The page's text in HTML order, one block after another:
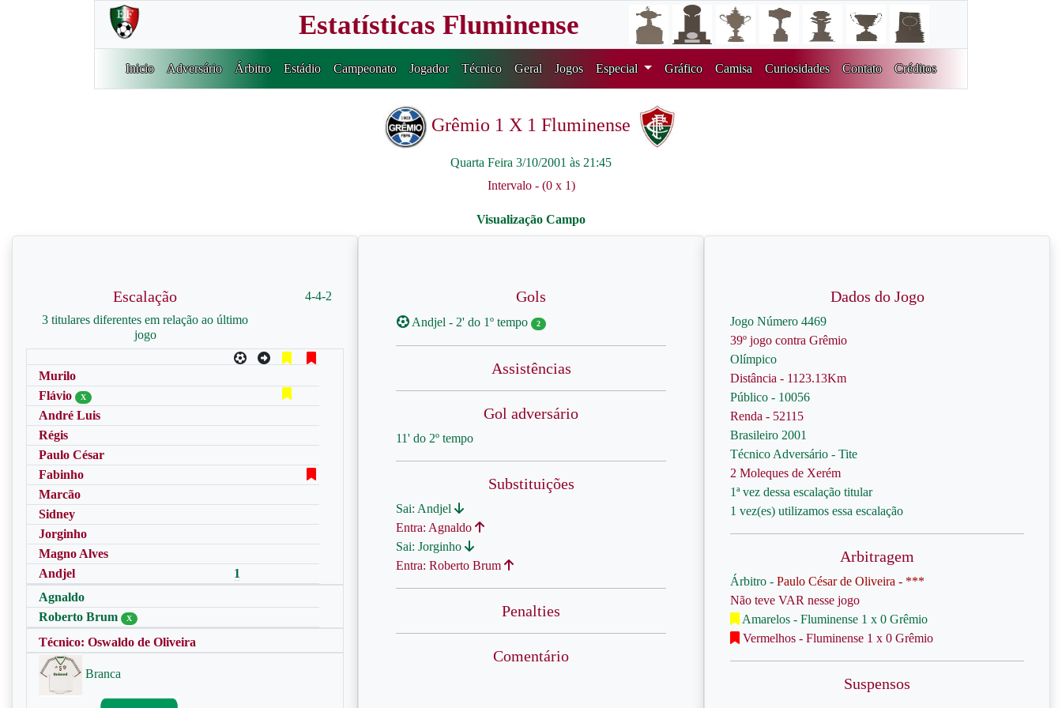
Estatísticas Fluminense
Inicio Adversário Árbitro Estádio Campeonato Jogador Técnico Geral Jogos Especial Gráfico Camisa Curiosidades Contato Créditos
Grêmio 1 X 1 Fluminense
Quarta Feira 3/10/2001 às 21:45
Intervalo - (0 x 1)
Escalação
3 titulares diferentes em relação ao último
jogo
4-4-2
Murilo
Flávio
X
André Luis
Régis
Paulo César
Fabinho
Marcão
Sidney
Jorginho
Magno Alves
Andjel
1
Agnaldo
Roberto Brum
X
Técnico: Oswaldo de Oliveira
Branca
Gols
Andjel - 2' do 1º tempo 2
Assistências
Gol adversário
11' do 2º tempo
Substituições
Sai: Andjel
Entra: Agnaldo
Sai: Jorginho
Entra: Roberto Brum
Penalties
Comentário
Dados do Jogo
Jogo Número 4469
39º jogo contra Grêmio
Olímpico
Distância - 1123.13Km
Público - 10056
Renda - 52115
Brasileiro 2001
Técnico Adversário - Tite
2 Moleques de Xerém
1ª vez dessa escalação titular
1 vez(es) utilizamos essa escalação
Arbitragem
Árbitro - Paulo César de Oliveira - ***
Não teve VAR nesse jogo
Amarelos - Fluminense 1 x 0 Grêmio
Vermelhos - Fluminense 1 x 0 Grêmio
Suspensos